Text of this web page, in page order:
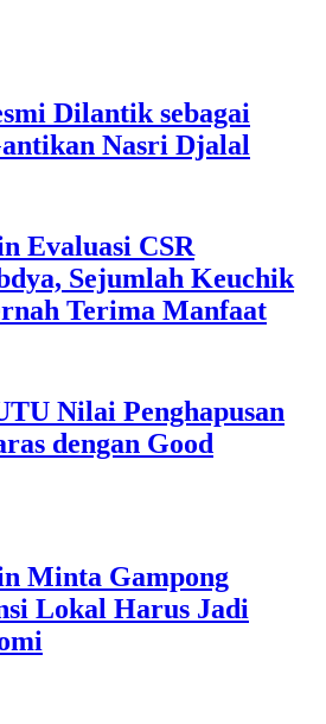
Dilantik sebagai
Nasri Djalal
Evaluasi CSR
Sejumlah Keuchik
Terima Manfaat
Nilai Penghapusan
dengan Good
Minta Gampong
Lokal Harus Jadi